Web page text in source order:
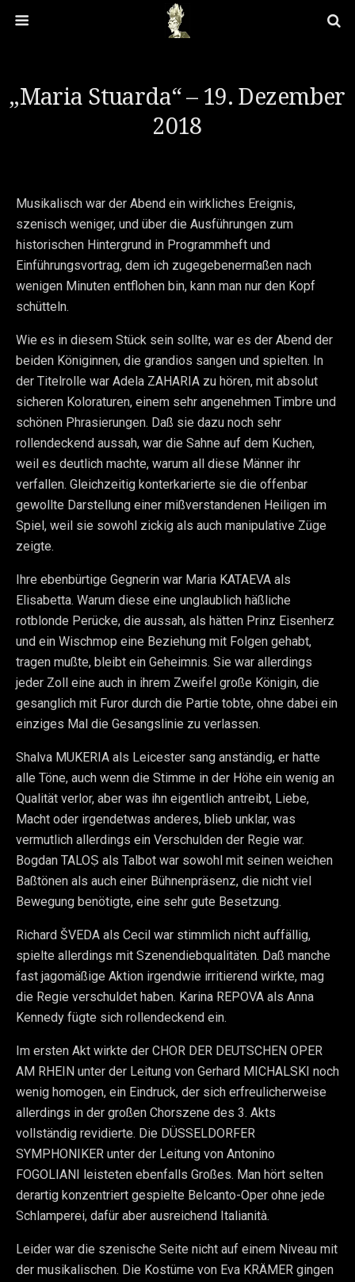
„Maria Stuarda“ – 19. Dezember
2018
Musikalisch war der Abend ein wirkliches Ereignis,
szenisch weniger, und über die Ausführungen zum
historischen Hintergrund in Programmheft und
Einführungsvortrag, dem ich zugegebenermaßen nach
wenigen Minuten entflohen bin, kann man nur den Kopf
schütteln.
Wie es in diesem Stück sein sollte, war es der Abend der
beiden Königinnen, die grandios sangen und spielten. In
der Titelrolle war Adela ZAHARIA zu hören, mit absolut
sicheren Koloraturen, einem sehr angenehmen Timbre und
schönen Phrasierungen. Daß sie dazu noch sehr
rollendeckend aussah, war die Sahne auf dem Kuchen,
weil es deutlich machte, warum all diese Männer ihr
verfallen. Gleichzeitig konterkarierte sie die offenbar
gewollte Darstellung einer mißverstandenen Heiligen im
Spiel, weil sie sowohl zickig als auch manipulative Züge
zeigte.
Ihre ebenbürtige Gegnerin war Maria KATAEVA als
Elisabetta. Warum diese eine unglaublich häßliche
rotblonde Perücke, die aussah, als hätten Prinz Eisenherz
und ein Wischmop eine Beziehung mit Folgen gehabt,
tragen mußte, bleibt ein Geheimnis. Sie war allerdings
jeder Zoll eine auch in ihrem Zweifel große Königin, die
gesanglich mit Furor durch die Partie tobte, ohne dabei ein
einziges Mal die Gesangslinie zu verlassen.
Shalva MUKERIA als Leicester sang anständig, er hatte
alle Töne, auch wenn die Stimme in der Höhe ein wenig an
Qualität verlor, aber was ihn eigentlich antreibt, Liebe,
Macht oder irgendetwas anderes, blieb unklar, was
vermutlich allerdings ein Verschulden der Regie war.
Bogdan TALOṢ als Talbot war sowohl mit seinen weichen
Baßtönen als auch einer Bühnenpräsenz, die nicht viel
Bewegung benötigte, eine sehr gute Besetzung.
Richard ŠVEDA als Cecil war stimmlich nicht auffällig,
spielte allerdings mit Szenendiebqualitäten. Daß manche
fast jagomäßige Aktion irgendwie irritierend wirkte, mag
die Regie verschuldet haben. Karina REPOVA als Anna
Kennedy fügte sich rollendeckend ein.
Im ersten Akt wirkte der CHOR DER DEUTSCHEN OPER
AM RHEIN unter der Leitung von Gerhard MICHALSKI noch
wenig homogen, ein Eindruck, der sich erfreulicherweise
allerdings in der großen Chorszene des 3. Akts
vollständig revidierte. Die DÜSSELDORFER
SYMPHONIKER unter der Leitung von Antonino
FOGOLIANI leisteten ebenfalls Großes. Man hört selten
derartig konzentriert gespielte Belcanto-Oper ohne jede
Schlamperei, dafür aber ausreichend Italianità.
Leider war die szenische Seite nicht auf einem Niveau mit
der musikalischen. Die Kostüme von Eva KRÄMER gingen